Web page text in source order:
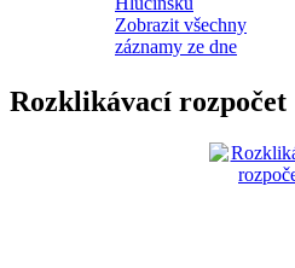
Zobrazit všechny
záznamy ze dne
Rozklikávací rozpočet